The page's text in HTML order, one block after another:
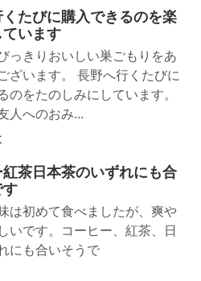
たびに購入できるのを楽
ています
っきりおいしい巣ごもりをあ
ざいます。 長野へ行くたびに
のをたのしみにしています。
人へのおみ...
紅茶日本茶のいずれにも合
す
は初めて食べましたが、爽や
いです。コーヒー、紅茶、日
にも合いそうで
。